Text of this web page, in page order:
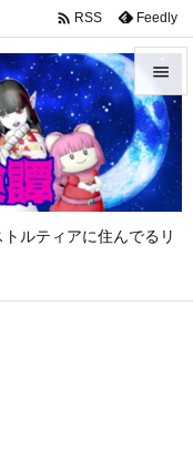
ルティアに住んでるリ


メニュ

サイド

 RSS Feedly